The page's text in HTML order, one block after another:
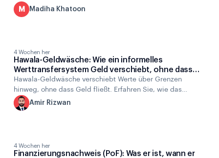
Hauptarten es gibt, auf welche Warnsignale es sich
handelt und wie Compliance-Teams ihn bekämpfen.
M Madiha Khatoon
4 Wochen her
Hawala-Geldwäsche: Wie ein informelles
Werttransfersystem Geld verschiebt, ohne dass
Geld bewegt wird
Hawala-Geldwäsche verschiebt Werte über Grenzen
hinweg, ohne dass Geld fließt. Erfahren Sie, wie das
Hawala-System funktioniert, welche Risiken der
Geldwäschebekämpfung damit verbunden sind und wie
A Amir Rizwan
4 Wochen her
Finanzierungsnachweis (PoF): Was er ist, wann er